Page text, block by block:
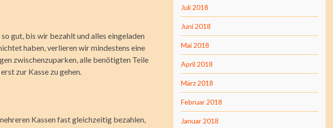
gut, bis wir bezahlt und alles eingeladen
haben, verlieren wir mindestens eine
zwischenzuparken, alle benötigten Teile
zur Kasse zu gehen.
Kassen fast gleichzeitig bezahlen,
Juli 2018
Juni 2018
Mai 2018
April 2018
März 2018
Februar 2018
Januar 2018